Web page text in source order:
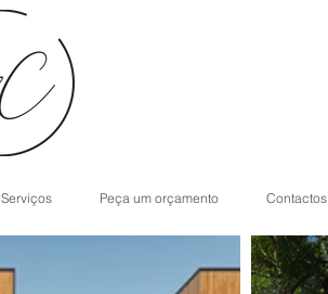
Serviços Peça um orçamento Contactos